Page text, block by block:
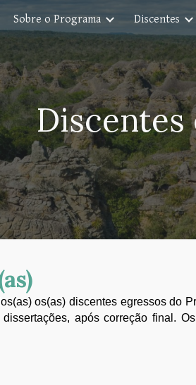
Skip to main content
Sobre o Programa Discentes
Discentes
(as) os(as) discentes egressos do
após correção final.